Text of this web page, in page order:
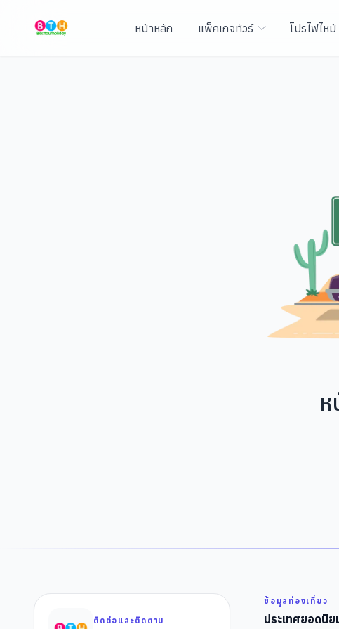
หน้าหลัก แพ็คเกจทัวร์ โปรไฟไหม้
ติดต่อและติดตาม
ข้อมูลท่องเที่ยว
ประเทศยอดนิย